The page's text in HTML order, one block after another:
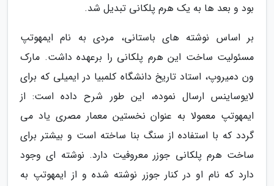
بود و بعد ها به یک هرم پلکانی تبدیل شد.
بر اساس نوشته های باستانی، مردی به نام ایمهوتپ
مسئولیت ساخت این هرم پلکانی را برعهده داشت. مارک
ون دمیروپ، استاد تاریخ دانشگاه کلمبیا در ایمیلی که برای
لایوساینس ارسال نموده، این طور شرح داده است: از
ایمهوتپ معمولا به عنوان نخستین معمار مصری یاد می
گردد که با استفاده از سنگ بنا ساخته است و بیشتر برای
ساخت هرم پلکانی جوزر معروفیت دارد. نوشته ای وجود
دارد که نام او در کنار جوزر نوشته شده و از ایمهوتپ به